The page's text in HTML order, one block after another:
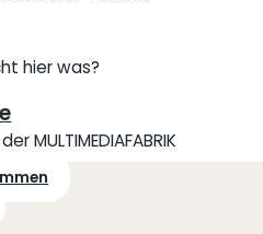
hier was?
MULTIMEDIAFABRIK